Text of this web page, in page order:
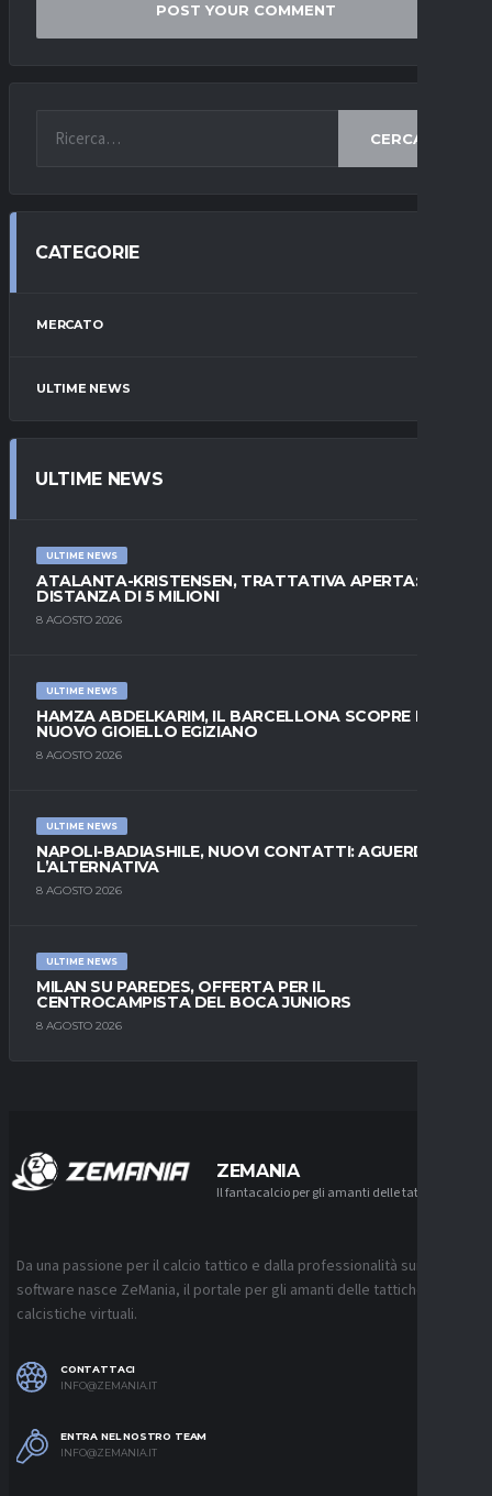
CERCA
CATEGORIE
MERCATO
ULTIME NEWS
ULTIME NEWS
ULTIME NEWS
ATALANTA-KRISTENSEN, TRATTATIVA APERTA:
DISTANZA DI 5 MILIONI
8 AGOSTO 2026
ULTIME NEWS
HAMZA ABDELKARIM, IL BARCELLONA SCOPRE IL
NUOVO GIOIELLO EGIZIANO
8 AGOSTO 2026
ULTIME NEWS
NAPOLI-BADIASHILE, NUOVI CONTATTI: AGUERD È
L’ALTERNATIVA
8 AGOSTO 2026
ULTIME NEWS
MILAN SU PAREDES, OFFERTA PER IL
CENTROCAMPISTA DEL BOCA JUNIORS
8 AGOSTO 2026
ZEMANIA
Il fantacalcio per gli amanti delle tattiche
Da una passione per il calcio tattico e dalla professionalità sui
software nasce ZeMania, il portale per gli amanti delle tattiche
calcistiche virtuali.
CONTATTACI
INFO@ZEMANIA.IT
ENTRA NEL NOSTRO TEAM
INFO@ZEMANIA.IT